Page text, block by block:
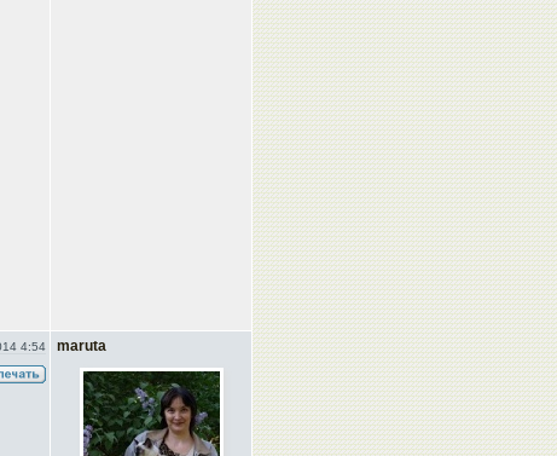
4:54 maruta